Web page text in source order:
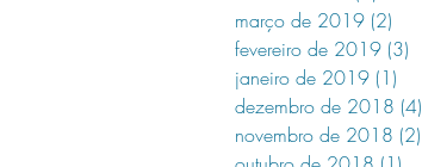
março de 2019 (2)
fevereiro de 2019 (3)
janeiro de 2019 (1)
dezembro de 2018 (4)
novembro de 2018 (2)